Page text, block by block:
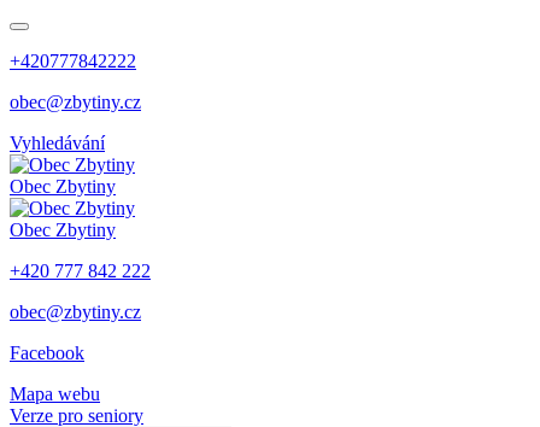
+420777842222
obec@zbytiny.cz
Vyhledávání
Obec Zbytiny
Obec Zbytiny
+420 777 842 222
obec@zbytiny.cz
Facebook
Mapa webu
Verze pro seniory